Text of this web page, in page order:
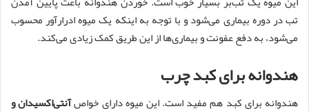
تب در دوره بیماری می‌شود و با توجه به اینکه یک میوه ادرارآور محسوب
می‌شود، به دفع عفونت و بیماری‌ها از این طریق کمک زیادی می‌کند.
هندوانه برای کبد چرب
هندوانه برای کبد هم مفید است. این میوه دارای خواصآنتی‌اکسیدان و